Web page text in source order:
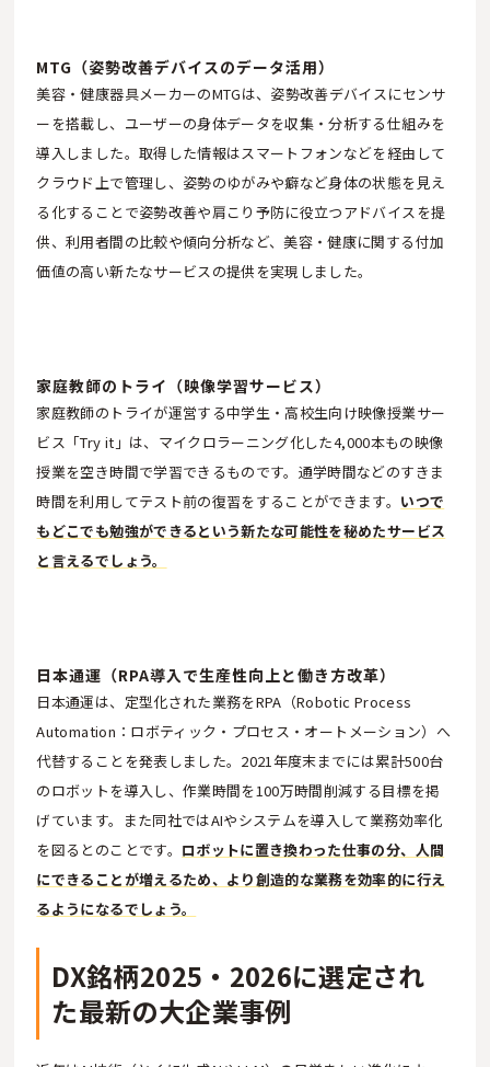
MTG（姿勢改善デバイスのデータ活用）
美容・健康器具メーカーのMTGは、姿勢改善デバイスにセンサ
ーを搭載し、ユーザーの身体データを収集・分析する仕組みを
導入しました。取得した情報はスマートフォンなどを経由して
クラウド上で管理し、姿勢のゆがみや癖など身体の状態を見え
る化することで姿勢改善や肩こり予防に役立つアドバイスを提
供、利用者間の比較や傾向分析など、美容・健康に関する付加
価値の高い新たなサービスの提供を実現しました。
家庭教師のトライ（映像学習サービス）
家庭教師のトライが運営する中学生・高校生向け映像授業サー
ビス「Try it」は、マイクロラーニング化した4,000本もの映像
授業を空き時間で学習できるものです。通学時間などのすきま
時間を利用してテスト前の復習をすることができます。 いつで
もどこでも勉強ができるという新たな可能性を秘めたサービス
と言えるでしょう。
日本通運（RPA導入で生産性向上と働き方改革）
日本通運は、定型化された業務をRPA（Robotic Process
Automation：ロボティック・プロセス・オートメーション）へ
代替することを発表しました。2021年度末までには累計500台
のロボットを導入し、作業時間を100万時間削減する目標を掲
げています。また同社ではAIやシステムを導入して業務効率化
を図るとのことです。 ロボットに置き換わった仕事の分、人間
にできることが増えるため、より創造的な業務を効率的に行え
るようになるでしょう。
DX銘柄2025・2026に選定され
た最新の大企業事例